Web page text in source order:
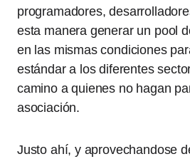
programadores,
esta manera generar un pool
en las mismas condiciones
estándar a los diferentes
camino a quienes no hagan
asociación.
Justo ahí, y aprovechandose